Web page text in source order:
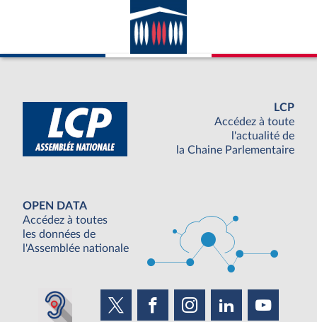
LCP
Accédez à toute
l'actualité de
la Chaine Parlementaire
OPEN DATA
Accédez à toutes
les données de
l'Assemblée nationale